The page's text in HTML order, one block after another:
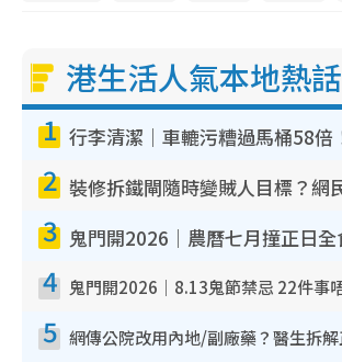
港生活人氣本地熱話
1
2
3
4
5